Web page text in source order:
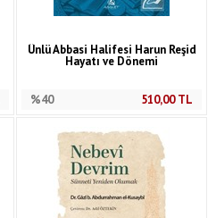
Ünlü Abbasi Halifesi Harun Reşid
Hayatı ve Dönemi
%40 510,00TL